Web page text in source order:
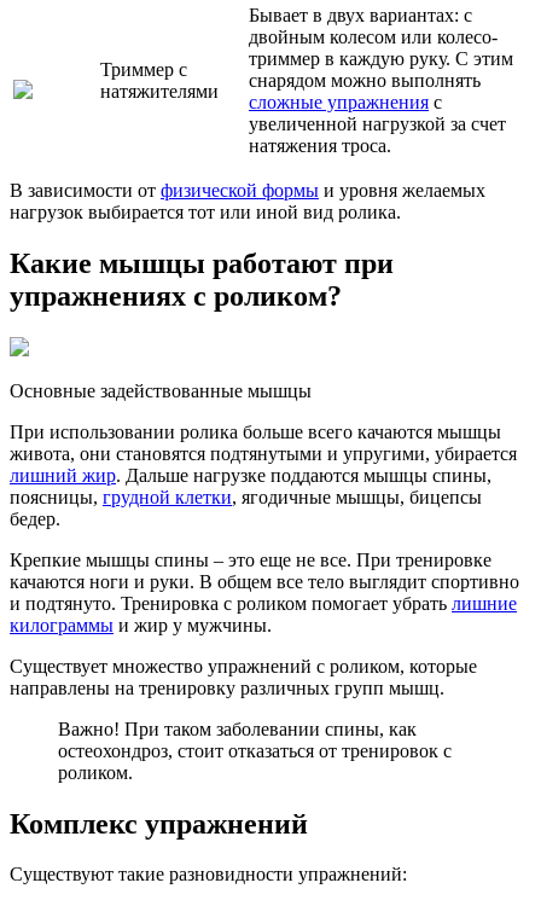
Триммер с
натяжителями
Бывает в двух вариантах: с
двойным колесом или колесо-
триммер в каждую руку. С этим
снарядом можно выполнять
сложные упражнения с
увеличенной нагрузкой за счет
натяжения троса.
В зависимости от физической формы и уровня желаемых
нагрузок выбирается тот или иной вид ролика.
Какие мышцы работают при
упражнениях с роликом?
Основные задействованные мышцы
При использовании ролика больше всего качаются мышцы
живота, они становятся подтянутыми и упругими, убирается
лишний жир. Дальше нагрузке поддаются мышцы спины,
поясницы, грудной клетки, ягодичные мышцы, бицепсы
бедер.
Крепкие мышцы спины – это еще не все. При тренировке
качаются ноги и руки. В общем все тело выглядит спортивно
и подтянуто. Тренировка с роликом помогает убрать лишние
килограммы и жир у мужчины.
Существует множество упражнений с роликом, которые
направлены на тренировку различных групп мышц.
Важно! При таком заболевании спины, как
остеохондроз, стоит отказаться от тренировок с
роликом.
Комплекс упражнений
Существуют такие разновидности упражнений: